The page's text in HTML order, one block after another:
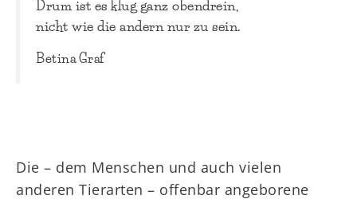
Drum ist es klug ganz obendrein,
nicht wie die andern nur zu sein.
Betina Graf
Die – dem Menschen und auch vielen
anderen Tierarten – offenbar angeborene